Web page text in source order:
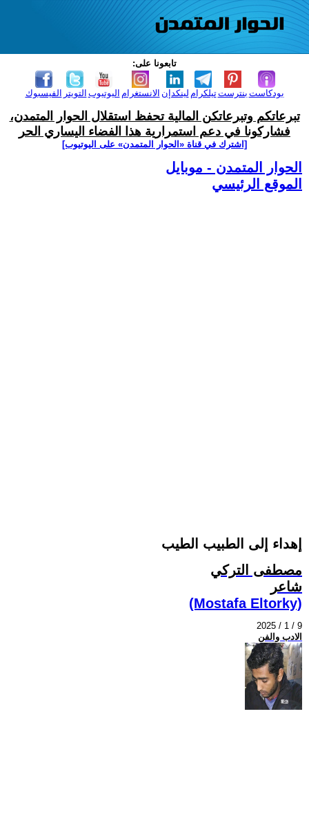
تابعونا على:
الفيسبوك التويتر اليوتيوب الانستغرام لينكدإن تيلكرامبنترست بودكاست
تبرعاتكم وتبرعاتكن المالية تحفظ استقلال الحوار المتمدن،
فشاركونا في دعم استمرارية هذا الفضاء اليساري الحر
[اشترك في قناة ‫«الحوار المتمدن» على اليوتيوب]
الحوار المتمدن - موبايل
الموقع الرئيسي
إهداء إلى الطبيب الطيب
مصطفى التركي
شاعر
(Mostafa Eltorky)
2025 / 1 / 9
الادب والفن